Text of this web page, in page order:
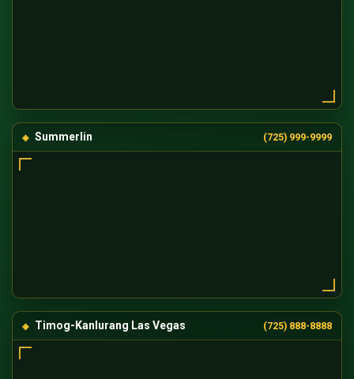
Summerlin (725) 999-9999
Timog-Kanlurang Las Vegas (725) 888-8888